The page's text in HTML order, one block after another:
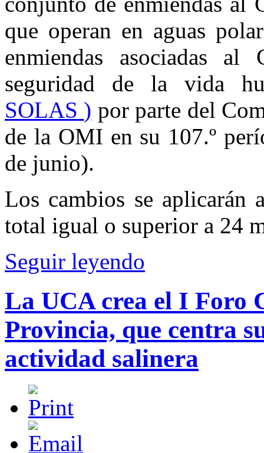
que operan en aguas
enmiendas asociadas
seguridad de la vida
SOLAS ) por parte del
de la OMI en su 107.º
de junio).
Los cambios se aplicarán
total igual o superior a 24
Seguir leyendo
La UCA crea el I Foro
Provincia, que centra
actividad salinera